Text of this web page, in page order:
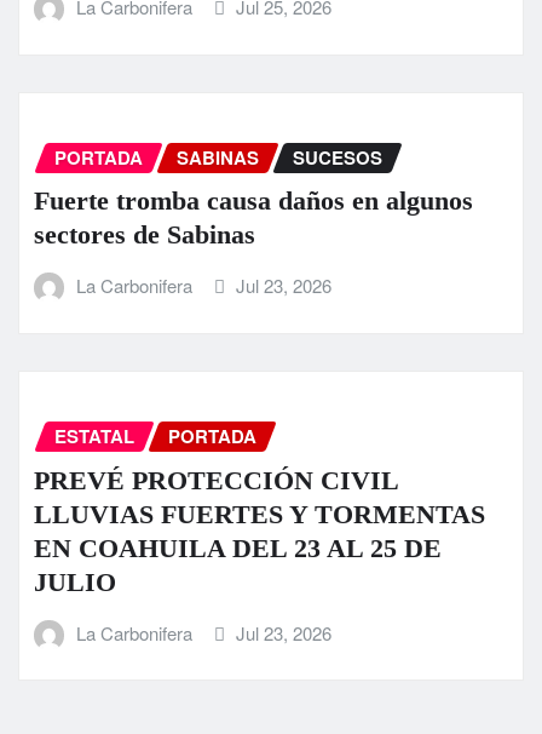
La Carbonifera Jul 25, 2026
PORTADA SABINAS SUCESOS
Fuerte tromba causa daños en algunos
sectores de Sabinas
La Carbonifera Jul 23, 2026
ESTATAL PORTADA
PREVÉ PROTECCIÓN CIVIL
LLUVIAS FUERTES Y TORMENTAS
EN COAHUILA DEL 23 AL 25 DE
JULIO
La Carbonifera Jul 23, 2026